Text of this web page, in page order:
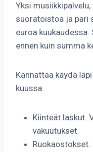
Yksi
suoratoistoa ja pari
euroa
ennen kuin summa
Kannattaa käydä
kuussa:
Kiinteät laskut.
vakuutukset.
Ruokaostokset.